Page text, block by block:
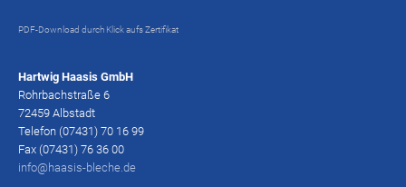
PDF-Download durch Klick aufs Zertifikat
Hartwig Haasis GmbH
Rohrbachstraße 6
72459 Albstadt
Telefon (07431) 70 16 99
Fax (07431) 76 36 00
info@haasis-bleche.de